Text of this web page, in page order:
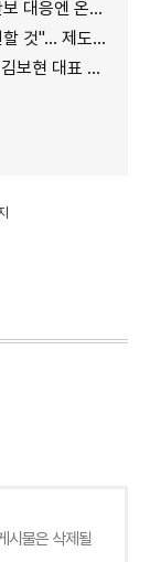
응엔 온도차
·직원 참여 독려
대표 용퇴